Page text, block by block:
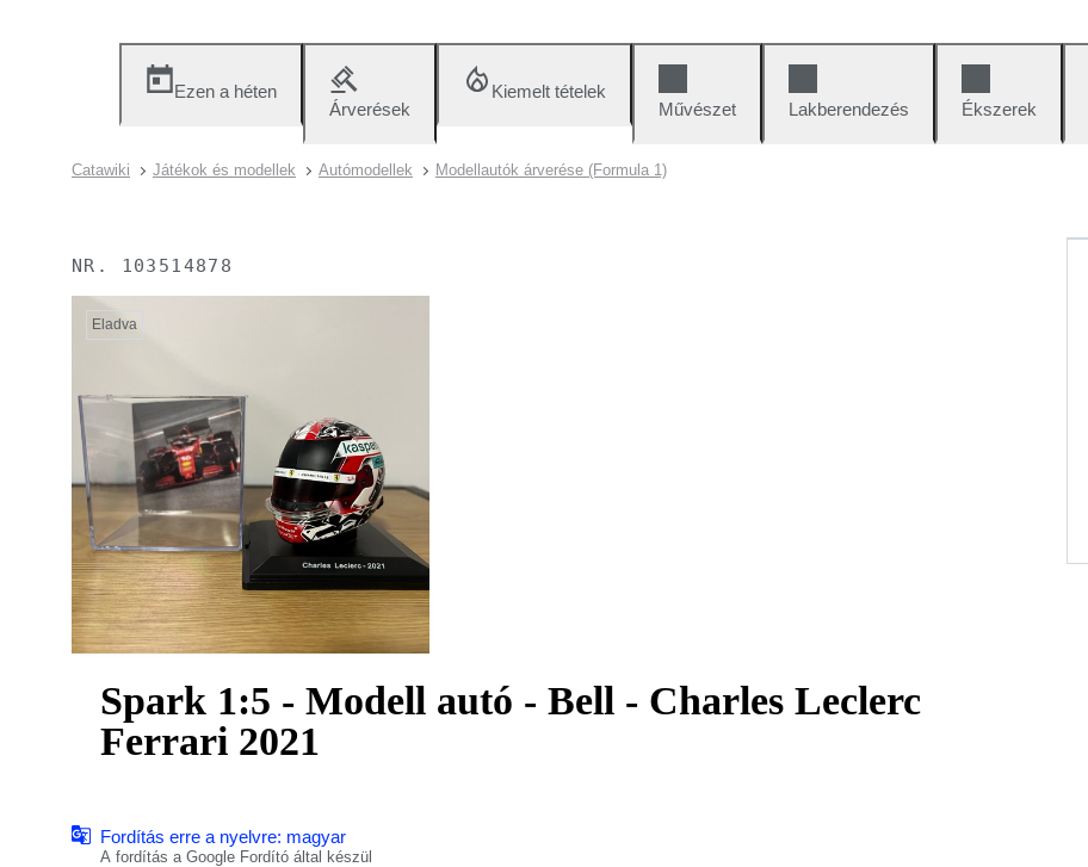
Ezen a héten
Árverések
Kiemelt tételek
Művészet
Lakberendezés Ékszerek
Catawiki Játékok és modellek Autómodellek Modellautók árverése (Formula 1)
NR. 103514878
Eladva
Spark 1:5 - Modell autó - Bell - Charles Leclerc
Ferrari 2021
Fordítás erre a nyelvre: magyar
A fordítás a Google Fordító által készül